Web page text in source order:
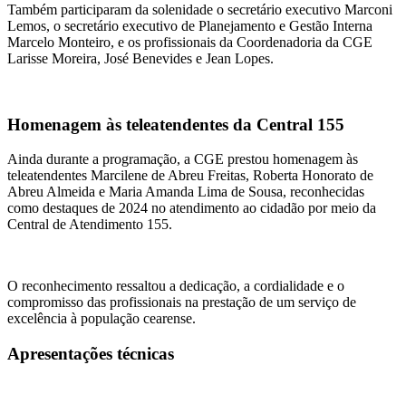
Também participaram da solenidade o secretário executivo Marconi
Lemos, o secretário executivo de Planejamento e Gestão Interna
Marcelo Monteiro, e os profissionais da Coordenadoria da CGE
Larisse Moreira, José Benevides e Jean Lopes.
Homenagem às teleatendentes da Central 155
Ainda durante a programação, a CGE prestou homenagem às
teleatendentes Marcilene de Abreu Freitas, Roberta Honorato de
Abreu Almeida e Maria Amanda Lima de Sousa, reconhecidas
como destaques de 2024 no atendimento ao cidadão por meio da
Central de Atendimento 155.
O reconhecimento ressaltou a dedicação, a cordialidade e o
compromisso das profissionais na prestação de um serviço de
excelência à população cearense.
Apresentações técnicas